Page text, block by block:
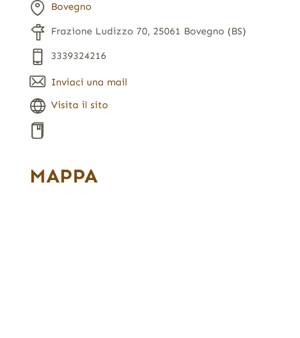
Bovegno
Frazione Ludizzo 70, 25061 Bovegno (BS)
3339324216
Inviaci una mail
Visita il sito
MAPPA